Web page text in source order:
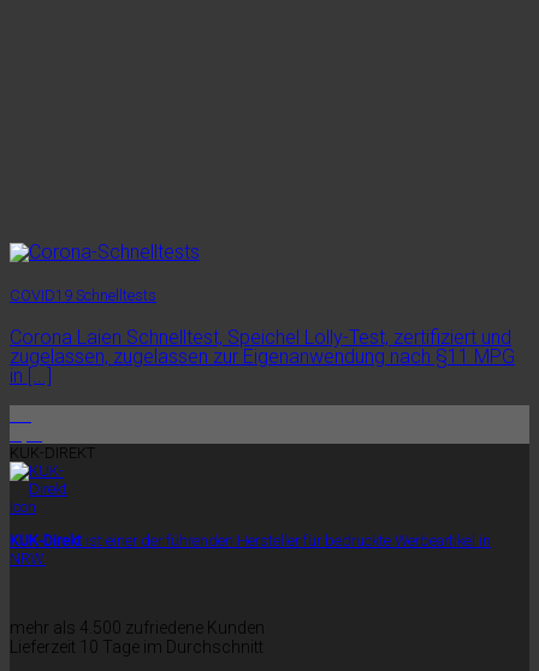
COVID19 Schnelltests
Corona Laien Schnelltest, Speichel Lolly-Test, zertifiziert und
zugelassen, zugelassen zur Eigenanwendung nach §11 MPG
in [...]
KUK-DIREKT
KUK-Direkt ist einer der führenden Hersteller für bedruckte Werbeartikel in
NRW.
mehr als 4.500 zufriedene Kunden
Lieferzeit 10 Tage im Durchschnitt